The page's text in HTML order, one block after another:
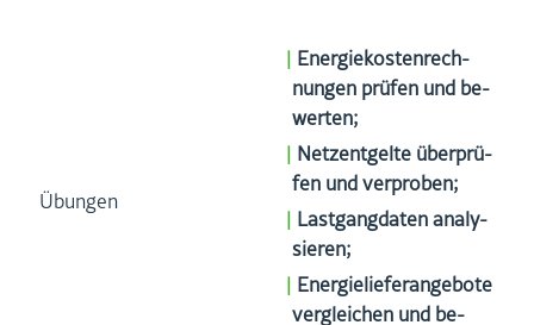
Übun­gen
En­er­gie­kos­ten­rech­
nun­gen prü­fen und be­
wer­ten;
Netz­ent­gel­te über­prü­
fen und ver­pro­ben;
Last­gang­da­ten ana­ly­
sie­ren;
En­er­gie­lie­fer­an­ge­bo­te
ver­glei­chen und be­